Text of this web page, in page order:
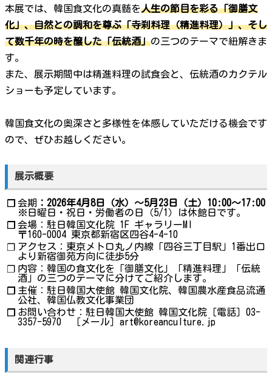
本展では、韓国食文化の真髄を人生の節目を彩る「御膳文
化」、自然との調和を尊ぶ「寺刹料理（精進料理）」、そし
て数千年の時を醸した「伝統酒」の三つのテーマで紐解きま
す。
また、展示期間中は精進料理の試食会と、伝統酒のカクテル
ショーも予定しています。
韓国食文化の奥深さと多様性を体感していただける機会です
ので、ぜひお越しください。
展示概要
❐ 会期 ：2026年4月8日（水）～5月23日（土）10:00～17:00
※日曜日・祝日・労働者の日（5/1）は休館日です。
❐ 会場：駐日韓国文化院 1F ギャラリーMI
〒160-0004 東京都新宿区四谷4-4-10
❐ アクセス：東京メトロ丸ノ内線「四谷三丁目駅」1番出口
より新宿御苑方向に徒歩5分
❐ 内容：韓国の食文化を「御膳文化」「精進料理」「伝統
酒」の三つのテーマに分けてご紹介します。
❐ 主催：駐日韓国大使館 韓国文化院、韓国農水産食品流通
公社、韓国仏教文化事業団
❐ お問い合わせ：駐日韓国大使館 韓国文化院［電話］03-
3357-5970 ［メール］art@koreanculture.jp
関連行事